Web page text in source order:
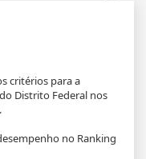
critérios para a
Distrito Federal nos
no Ranking